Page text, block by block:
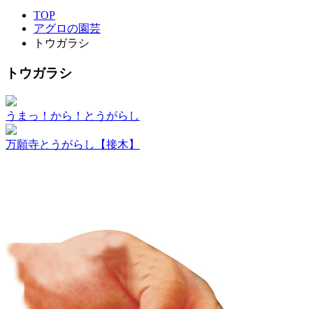
TOP
アグロの園芸
トウガラシ
トウガラシ
うまっ！から！とうがらし
万願寺とうがらし【接木】